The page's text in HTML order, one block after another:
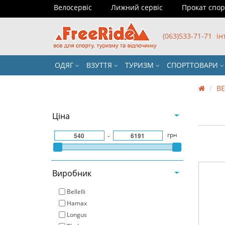
Велосервіс Лижний сервіс Прокат
(063)533-71-71
ОДЯГ ВЗУТТЯ ТУРИЗМ СПОРТТОВАРИ
Цiна
грн
-
Виробник
Bellelli
Hamax
Longus